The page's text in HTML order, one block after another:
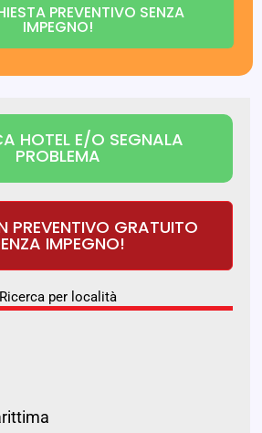
PREVENTIVO SENZA
IMPEGNO!
HOTEL E/O SEGNALA
PROBLEMA
PREVENTIVO GRATUITO
IMPEGNO!
Ricerca per località